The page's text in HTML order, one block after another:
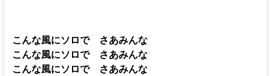
こんな風にソロで さあみんな
こんな風にソロで さあみんな
こんな風にソロで さあみんな